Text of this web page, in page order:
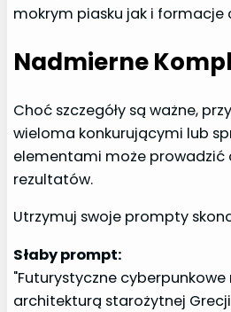
mokrym piasku jak i formacje
Nadmierne
Choć szczegóły są ważne,
wieloma konkurującymi lub
elementami może prowadzić
rezultatów.
Utrzymuj swoje prompty
Słaby prompt:
"Futurystyczne
architekturą starożytnej